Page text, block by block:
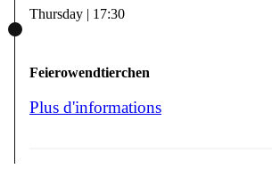
Thursday | 17:30
Feierowendtierchen
Plus d'informations